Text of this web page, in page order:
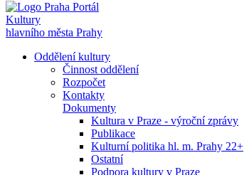
Portál
Kultury
hlavního města Prahy
Oddělení kultury
Činnost oddělení
Rozpočet
Kontakty
Dokumenty
Kultura v Praze - výroční zprávy
Publikace
Kulturní politika hl. m. Prahy 22+
Ostatní
Podpora kultury v Praze